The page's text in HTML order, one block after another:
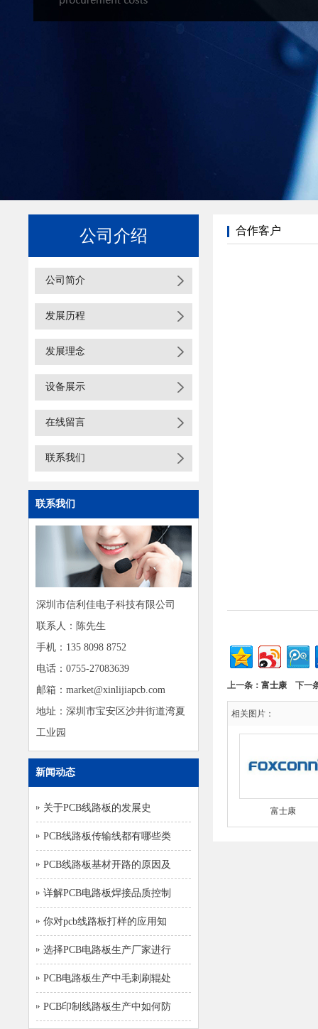
公司介绍
公司简介
发展历程
发展理念
设备展示
在线留言
联系我们
联系我们
深圳市信利佳电子科技有限公司
联系人：陈先生
手机：135 8098 8752
电话：0755-27083639
邮箱：market@xinlijiapcb.com
地址：深圳市宝安区沙井街道湾夏
工业园
新闻动态
关于PCB线路板的发展史
PCB线路板传输线都有哪些类
PCB线路板基材开路的原因及
详解PCB电路板焊接品质控制
你对pcb线路板打样的应用知
选择PCB电路板生产厂家进行
PCB电路板生产中毛刺刷辊处
PCB印制线路板生产中如何防
合作客户
上一条： 富士康 下一
相关图片：
富士康